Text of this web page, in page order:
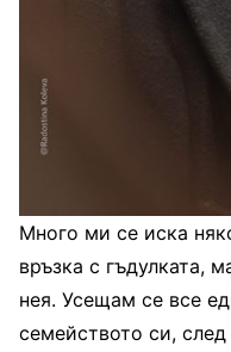
Много ми се иска
връзка с гъдулката,
нея. Усещам се все
семейството си,